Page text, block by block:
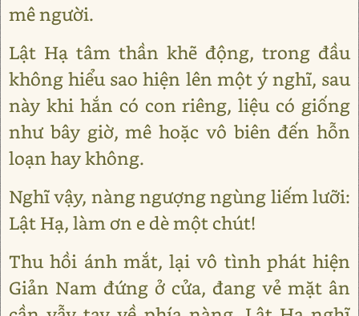
mê người.
Lật Hạ tâm thần khẽ động, trong đầu
không hiểu sao hiện lên một ý nghĩ, sau
này khi hắn có con riêng, liệu có giống
như bây giờ, mê hoặc vô biên đến hỗn
loạn hay không.
Nghĩ vậy, nàng ngượng ngùng liếm lưỡi:
Lật Hạ, làm ơn e dè một chút!
Thu hồi ánh mắt, lại vô tình phát hiện
Giản Nam đứng ở cửa, đang vẻ mặt ân